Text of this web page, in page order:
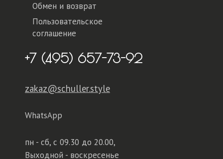
Обмен и возврат
Пользовательское
соглашение
+7 (495) 657-73-92
zakaz@schuller.style
WhatsApp
пн - сб, с 09.30 до 20.00,
Выходной - воскресенье